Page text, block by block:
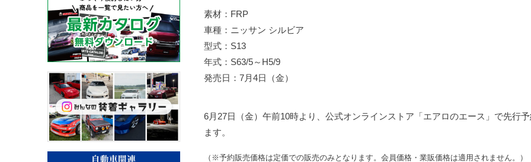
素材：FRP
車種：ニッサン シルビア
型式：S13
年式：S63/5～H5/9
発売日：7月4日（金）
6月27日（金）午前10時より、公式オンラインストア「エアロのエース」で先行
ます。
（※予約販売価格は定価での販売のみとなります。会員価格・業販価格は適用されません。）